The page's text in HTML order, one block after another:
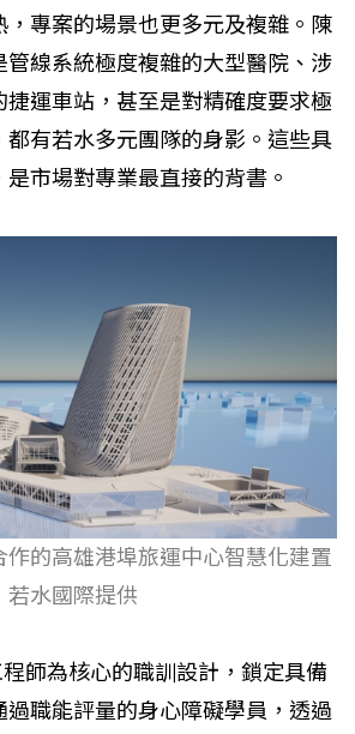
，專案的場景也更多元及複雜。陳
管線系統極度複雜的大型醫院、涉
捷運車站，甚至是對精確度要求極
都有若水多元團隊的身影。這些具
市場對專業最直接的背書。
作的高雄港埠旅運中心智慧化建置
若水國際提供
師為核心的職訓設計，鎖定具備
過職能評量的身心障礙學員，透過